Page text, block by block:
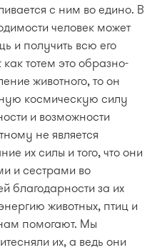
с ним во едино. В
человек может
и получить всю его
тотем это образно-
животного, то он
космическую силу
и возможности
не является
их силы и того, что они
и сестрами во
благодарности за их
животных, птиц и
помогают. Мы
их, а ведь они